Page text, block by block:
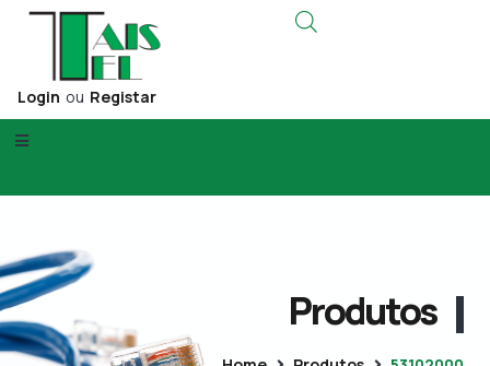
Login ou Registar
Produtos